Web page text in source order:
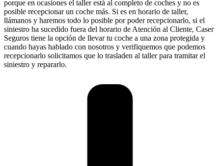
porque en ocasiones el taller está al completo de coches y no es
posible recepcionar un coche más. Si es en horario de taller,
llámanos y haremos todo lo posible por poder recepcionarlo, si el
siniestro ha sucedido fuera del horario de Atención al Cliente, Caser
Seguros tiene la opción de llevar tu coche a una zona protegida y
cuando hayas hablado con nosotros y verifiquemos que podemos
recepcionarlo solicitamos que lo trasladen al taller para tramitar el
siniestro y repararlo.